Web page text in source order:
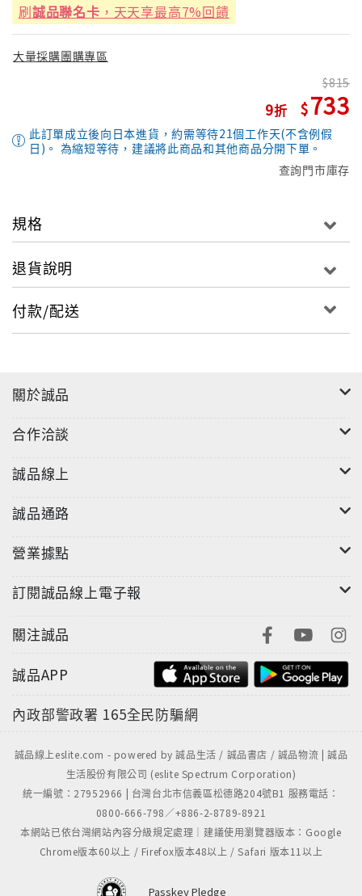
刷誠品聯名卡 ，天天享最高7%回饋
大量採購團購專區
9
815
733
此訂單成立後向日本進貨，約需等待21個工作天(不含例假
日)。 為縮短等待，建議將此商品和其他商品分開下單。
查詢門市庫存
規格
退貨說明
付款/配送
關於誠品
合作洽談
誠品線上
誠品通路
營業據點
訂閱誠品線上電子報
關注誠品
誠品APP
內政部警政署 165全民防騙網
誠品線上eslite.com - powered by 誠品生活 / 誠品書店 / 誠品物流 | 誠品
生活股份有限公司 (eslite Spectrum Corporation)
統一編號：27952966 | 台灣台北市信義區松德路204號B1 服務電話：
0800-666-798／+886-2-8789-8921
本網站已依台灣網站內容分級規定處理｜建議使用瀏覽器版本：Google
Chrome版本60以上 / Firefox版本48以上 / Safari 版本11以上
Passkey Pledge